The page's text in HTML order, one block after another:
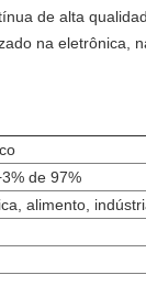
de alta
na eletrônica,
de 97%
alimento,